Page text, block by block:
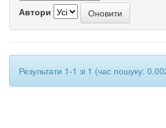
Автори
Результати 1-1 зі 1 (час пошуку: